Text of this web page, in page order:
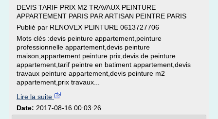
DEVIS TARIF PRIX M2 TRAVAUX PEINTURE
APPARTEMENT PARIS PAR ARTISAN PEINTRE PARIS
Publié par RENOVEX PEINTURE 0613727706
Mots clés :devis peinture appartement,peinture
professionnelle appartement,devis peinture
maison,appartement peinture prix,devis de peinture
appartement,tarif peintre en batiment appartement,devis
travaux peinture appartement,devis peinture m2
appartement,prix travaux...
Lire la suite
Date: 2017-08-16 00:03:26